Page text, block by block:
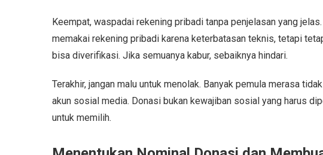
Keempat, waspadai rekening pribadi tanpa penjelasan yang
memakai rekening pribadi karena keterbatasan teknis, tetapi
bisa diverifikasi. Jika semuanya kabur, sebaiknya hindari.
Terakhir, jangan malu untuk menolak. Banyak pemula merasa
akun sosial media. Donasi bukan kewajiban sosial yang harus
untuk memilih.